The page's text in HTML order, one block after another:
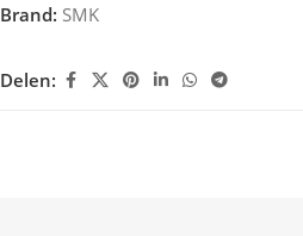
Brand: SMK
Delen: